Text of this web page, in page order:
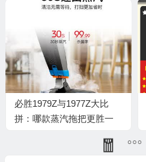
必胜1979Z与1977Z大比
拼：哪款蒸汽拖把更胜一